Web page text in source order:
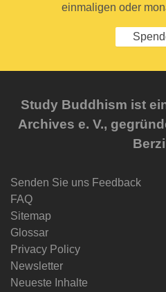
einmaligen oder
Study Buddhism ist
Archives e. V.,
Senden Sie uns Feedback
FAQ
Sitemap
Glossar
Privacy Policy
Newsletter
Neueste Inhalte